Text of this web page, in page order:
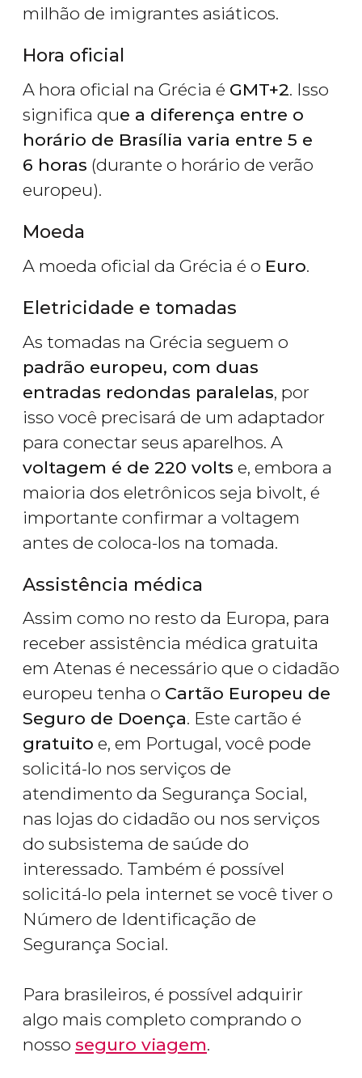
milhão de imigrantes asiáticos.
Hora oficial
A hora oficial na Grécia é GMT+2. Isso
significa que a diferença entre o
horário de Brasília varia entre 5 e
6 horas (durante o horário de verão
europeu).
Moeda
A moeda oficial da Grécia é o Euro.
Eletricidade e tomadas
As tomadas na Grécia seguem o
padrão europeu, com duas
entradas redondas paralelas, por
isso você precisará de um adaptador
para conectar seus aparelhos. A
voltagem é de 220 volts e, embora a
maioria dos eletrônicos seja bivolt, é
importante confirmar a voltagem
antes de coloca-los na tomada.
Assistência médica
Assim como no resto da Europa, para
receber assistência médica gratuita
em Atenas é necessário que o cidadão
europeu tenha o Cartão Europeu de
Seguro de Doença. Este cartão é
gratuito e, em Portugal, você pode
solicitá-lo nos serviços de
atendimento da Segurança Social,
nas lojas do cidadão ou nos serviços
do subsistema de saúde do
interessado. Também é possível
solicitá-lo pela internet se você tiver o
Número de Identificação de
Segurança Social.
Para brasileiros, é possível adquirir
algo mais completo comprando o
nosso seguro viagem.